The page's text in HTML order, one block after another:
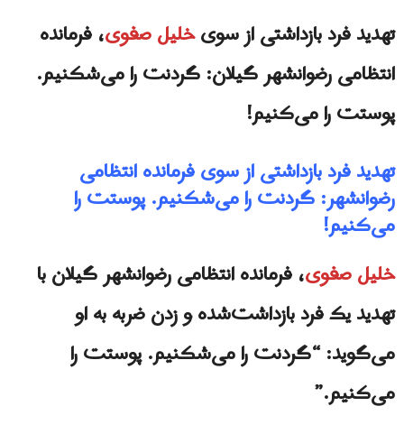
تهدید فرد بازداشتى از سوىخلیل صفوی، فرمانده
انتظامی رضوانشهر گیلان: گردنت را می‌شکنیم.
پوستت را می‌کنیم!
تهدید فرد بازداشتى از سوى فرمانده انتظامی
رضوانشهر: گردنت را می‌شکنیم. پوستت را
می‌کنیم!
خلیل صفوی، فرمانده انتظامی رضوانشهر گیلان با
تهدید یک فرد بازداشت‌شده و زدن ضربه به او
می‌گوید: “گردنت را می‌شکنیم. پوستت را
می‌کنیم.”